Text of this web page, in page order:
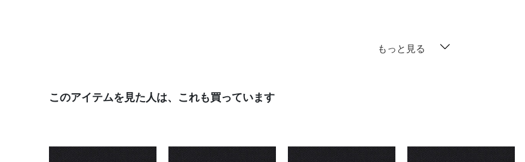
もっと見る
このアイテムを見た人は、これも買っています